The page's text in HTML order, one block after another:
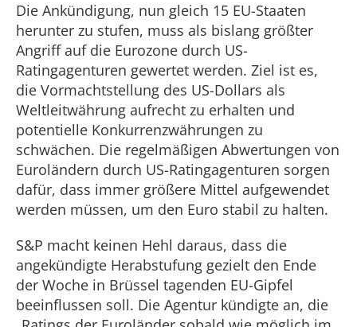
Die Ankündigung, nun gleich 15 EU-Staaten
herunter zu stufen, muss als bislang größter
Angriff auf die Eurozone durch US-
Ratingagenturen gewertet werden. Ziel ist es,
die Vormachtstellung des US-Dollars als
Weltleitwährung aufrecht zu erhalten und
potentielle Konkurrenzwährungen zu
schwächen. Die regelmäßigen Abwertungen von
Euroländern durch US-Ratingagenturen sorgen
dafür, dass immer größere Mittel aufgewendet
werden müssen, um den Euro stabil zu halten.
S&P macht keinen Hehl daraus, dass die
angekündigte Herabstufung gezielt den Ende
der Woche in Brüssel tagenden EU-Gipfel
beeinflussen soll. Die Agentur kündigte an, die